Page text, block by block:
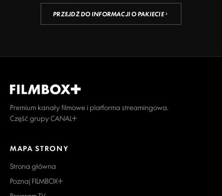
PRZEJDŹ DO INFORMACJI O PAKIECIE
Premium kanały filmowe i platforma streamingowa.
Część grupy CANAL+
MAPA STRONY
Strona główna
Poznaj FILMBOX+